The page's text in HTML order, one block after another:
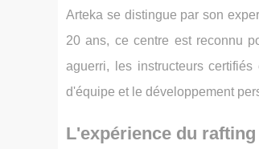
Arteka se distingue par son
20 ans, ce centre est reconnu
aguerri, les instructeurs
d'équipe et le développement
L'expérience du